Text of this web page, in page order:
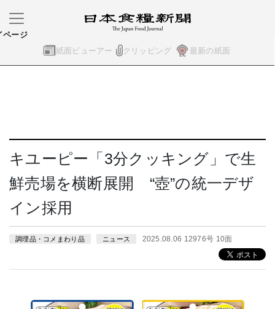
紙面ビューアー クリッピング 最新の紙面
ページ
キユーピー「3分クッキング」で生
鮮売場を横断展開 “壺”の統一デザ
イン採用
調理品・コメまわり品 ニュース 2025.08.06 12976号 10面